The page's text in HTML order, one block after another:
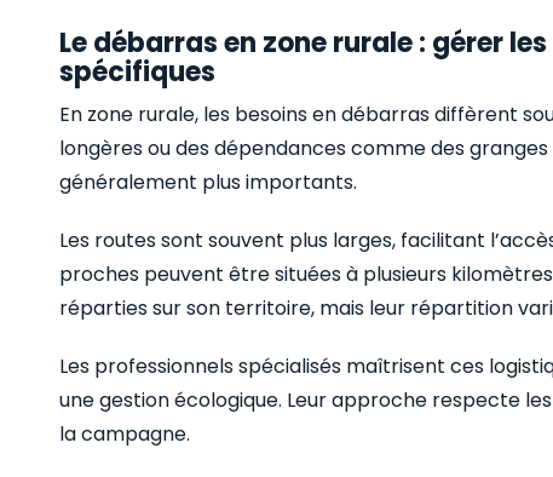
Le débarras en zone rurale : gérer
spécifiques
En zone rurale, les besoins en débarras diffèrent
longères ou des dépendances comme des
généralement plus importants.
Les routes sont souvent plus larges, facilitant
proches peuvent être situées à plusieurs
réparties sur son territoire, mais leur répartition
Les professionnels spécialisés maîtrisent ces
une gestion écologique. Leur approche respecte
la campagne.